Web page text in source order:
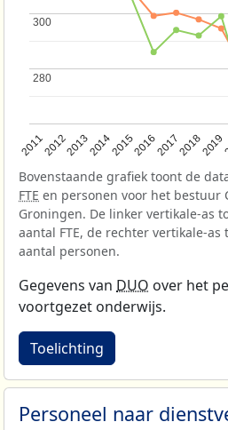
201120122013201420152016201720182019
280
280
300
300
Bovenstaande grafiek toont de
FTE en personen voor het bestuur
Groningen. De linker vertikale-as
aantal FTE, de rechter vertikale-
aantal personen.
Gegevens van DUO over het
voortgezet onderwijs.
Toelichting
Personeel naar